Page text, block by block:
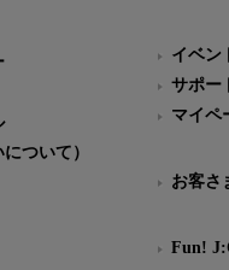
ついて）
イベン
サポー
マイペ
お客さ
Fun!